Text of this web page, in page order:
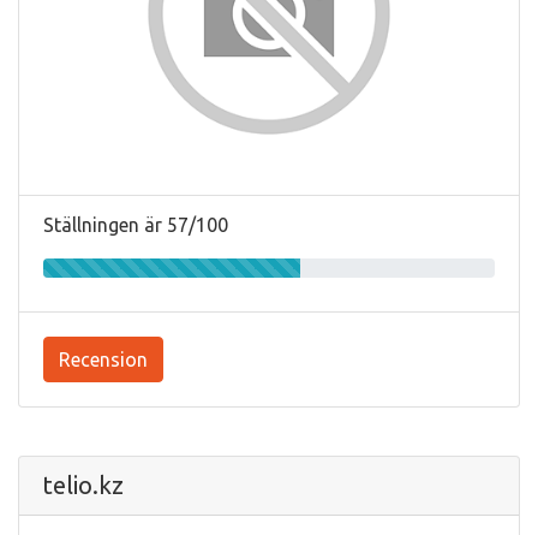
Ställningen är 57/100
Recension
telio.kz